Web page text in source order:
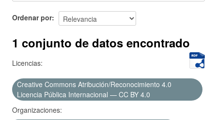
Acerca de
Ordenar por
1 conjunto de datos encontrado
Licencias:
Creative Commons Atribución/Reconocimiento 4.0
Licencia Pública Internacional — CC BY 4.0
Organizaciones: